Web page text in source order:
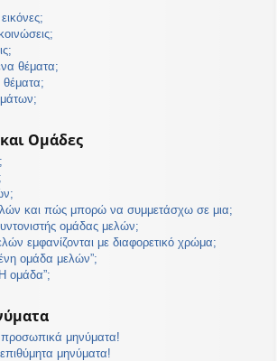
θέματα;
θέματα;
Ομάδες
και πώς μπορώ να συμμετάσχω σε μια;
ομάδας μελών;
εμφανίζονται με διαφορετικό χρώμα;
ομάδα μελών”;
ομάδα”;
μηνύματα!
μηνύματα!